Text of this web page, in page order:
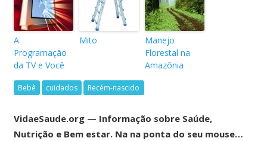
A
Programação
da TV e Você
Mito
Manejo
Florestal na
Amazônia
Bebê cuidados Recém-nascido
VidaeSaude.org — Informação sobre Saúde,
Nutrição e Bem estar. Na na ponta do seu mouse…